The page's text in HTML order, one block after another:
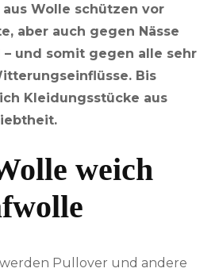
Wolle schützen vor
aber auch gegen Nässe
und somit gegen alle sehr
Bis
Kleidungsstücke aus
weich
Pullover und andere